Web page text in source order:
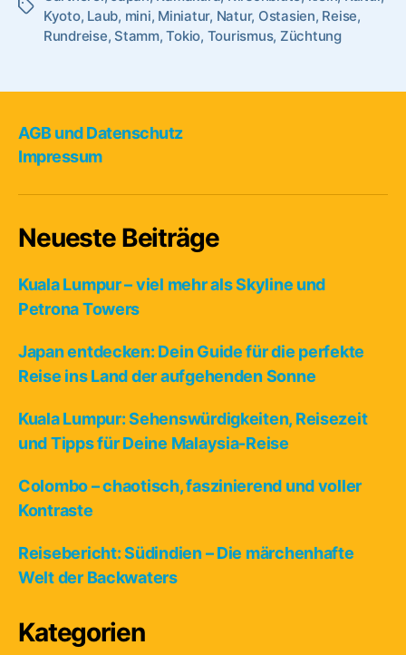
Schlagwörter
Kyoto, Laub, mini, Miniatur, Natur, Ostasien, Reise,
Rundreise, Stamm,Tokio, Tourismus, Züchtung
AGB und Datenschutz
Impressum
Neueste Beiträge
Kuala Lumpur – viel mehr als Skyline und
Petrona Towers
Japan entdecken: Dein Guide für die perfekte
Reise ins Land der aufgehenden Sonne
Kuala Lumpur: Sehenswürdigkeiten, Reisezeit
und Tipps für Deine Malaysia-Reise
Colombo – chaotisch, faszinierend und voller
Kontraste
Reisebericht: Südindien – Die märchenhafte
Welt der Backwaters
Kategorien